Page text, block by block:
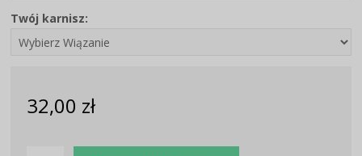
Twój karnisz:
32,00 zł